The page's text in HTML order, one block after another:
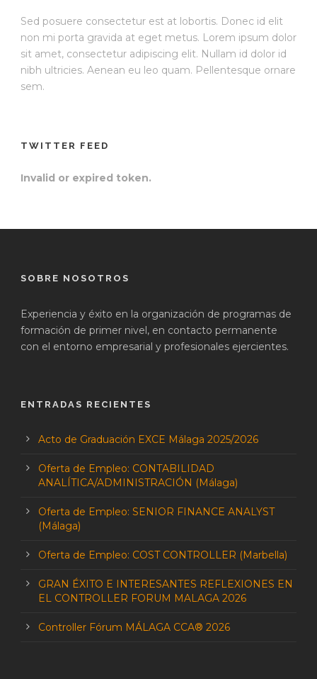
Sed posuere consectetur est at lobortis. Donec id elit
non mi porta gravida at eget metus. Lorem ipsum dolor
sit amet, consectetur adipiscing elit. Nullam id dolor id
nibh ultricies. Aenean eu leo quam. Pellentesque ornare
sem.
TWITTER FEED
Invalid or expired token.
SOBRE NOSOTROS
Experiencia y éxito en la organización de programas de
formación de primer nivel, en contacto permanente
con el entorno empresarial y profesionales ejercientes.
ENTRADAS RECIENTES
Acto de Graduación EXCE Málaga 2025/2026
Oferta de Empleo: CONTABILIDAD
ANALÍTICA/ADMINISTRACIÓN (Málaga)
Oferta de Empleo: SENIOR FINANCE ANALYST
(Málaga)
Oferta de Empleo: COST CONTROLLER (Marbella)
GRAN ÉXITO E INTERESANTES REFLEXIONES EN
EL CONTROLLER FORUM MALAGA 2026
Controller Fórum MÁLAGA CCA® 2026